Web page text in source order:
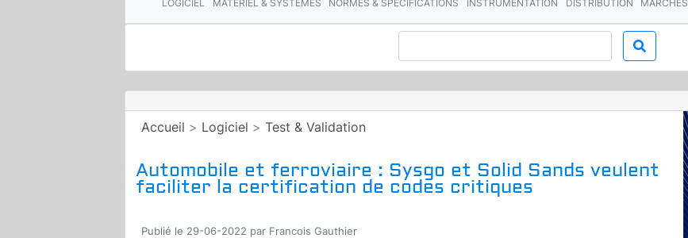
LOGICIEL MATÉRIEL & SYSTÈMES NORMES & SPÉCIFICATIONS INSTRUMENTATION DISTRIBUTION MARCHÉS
Accueil > Logiciel > Test & Validation
Automobile et ferroviaire : Sysgo et Solid Sands veulent
faciliter la certification de codes critiques
Publié le 29-06-2022 par Francois Gauthier